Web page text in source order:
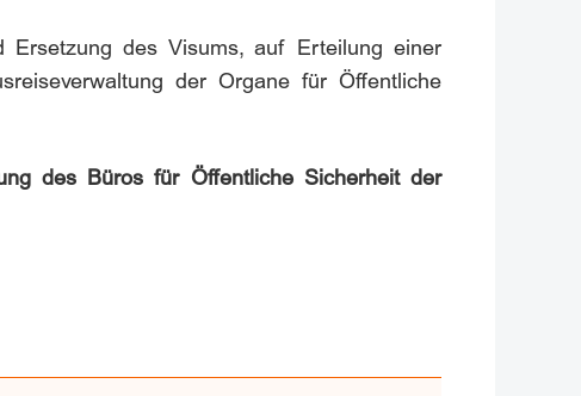
des Visums, auf Erteilung einer
der Organe für Öffentliche
des Büros für Öffentliche Sicherheit der